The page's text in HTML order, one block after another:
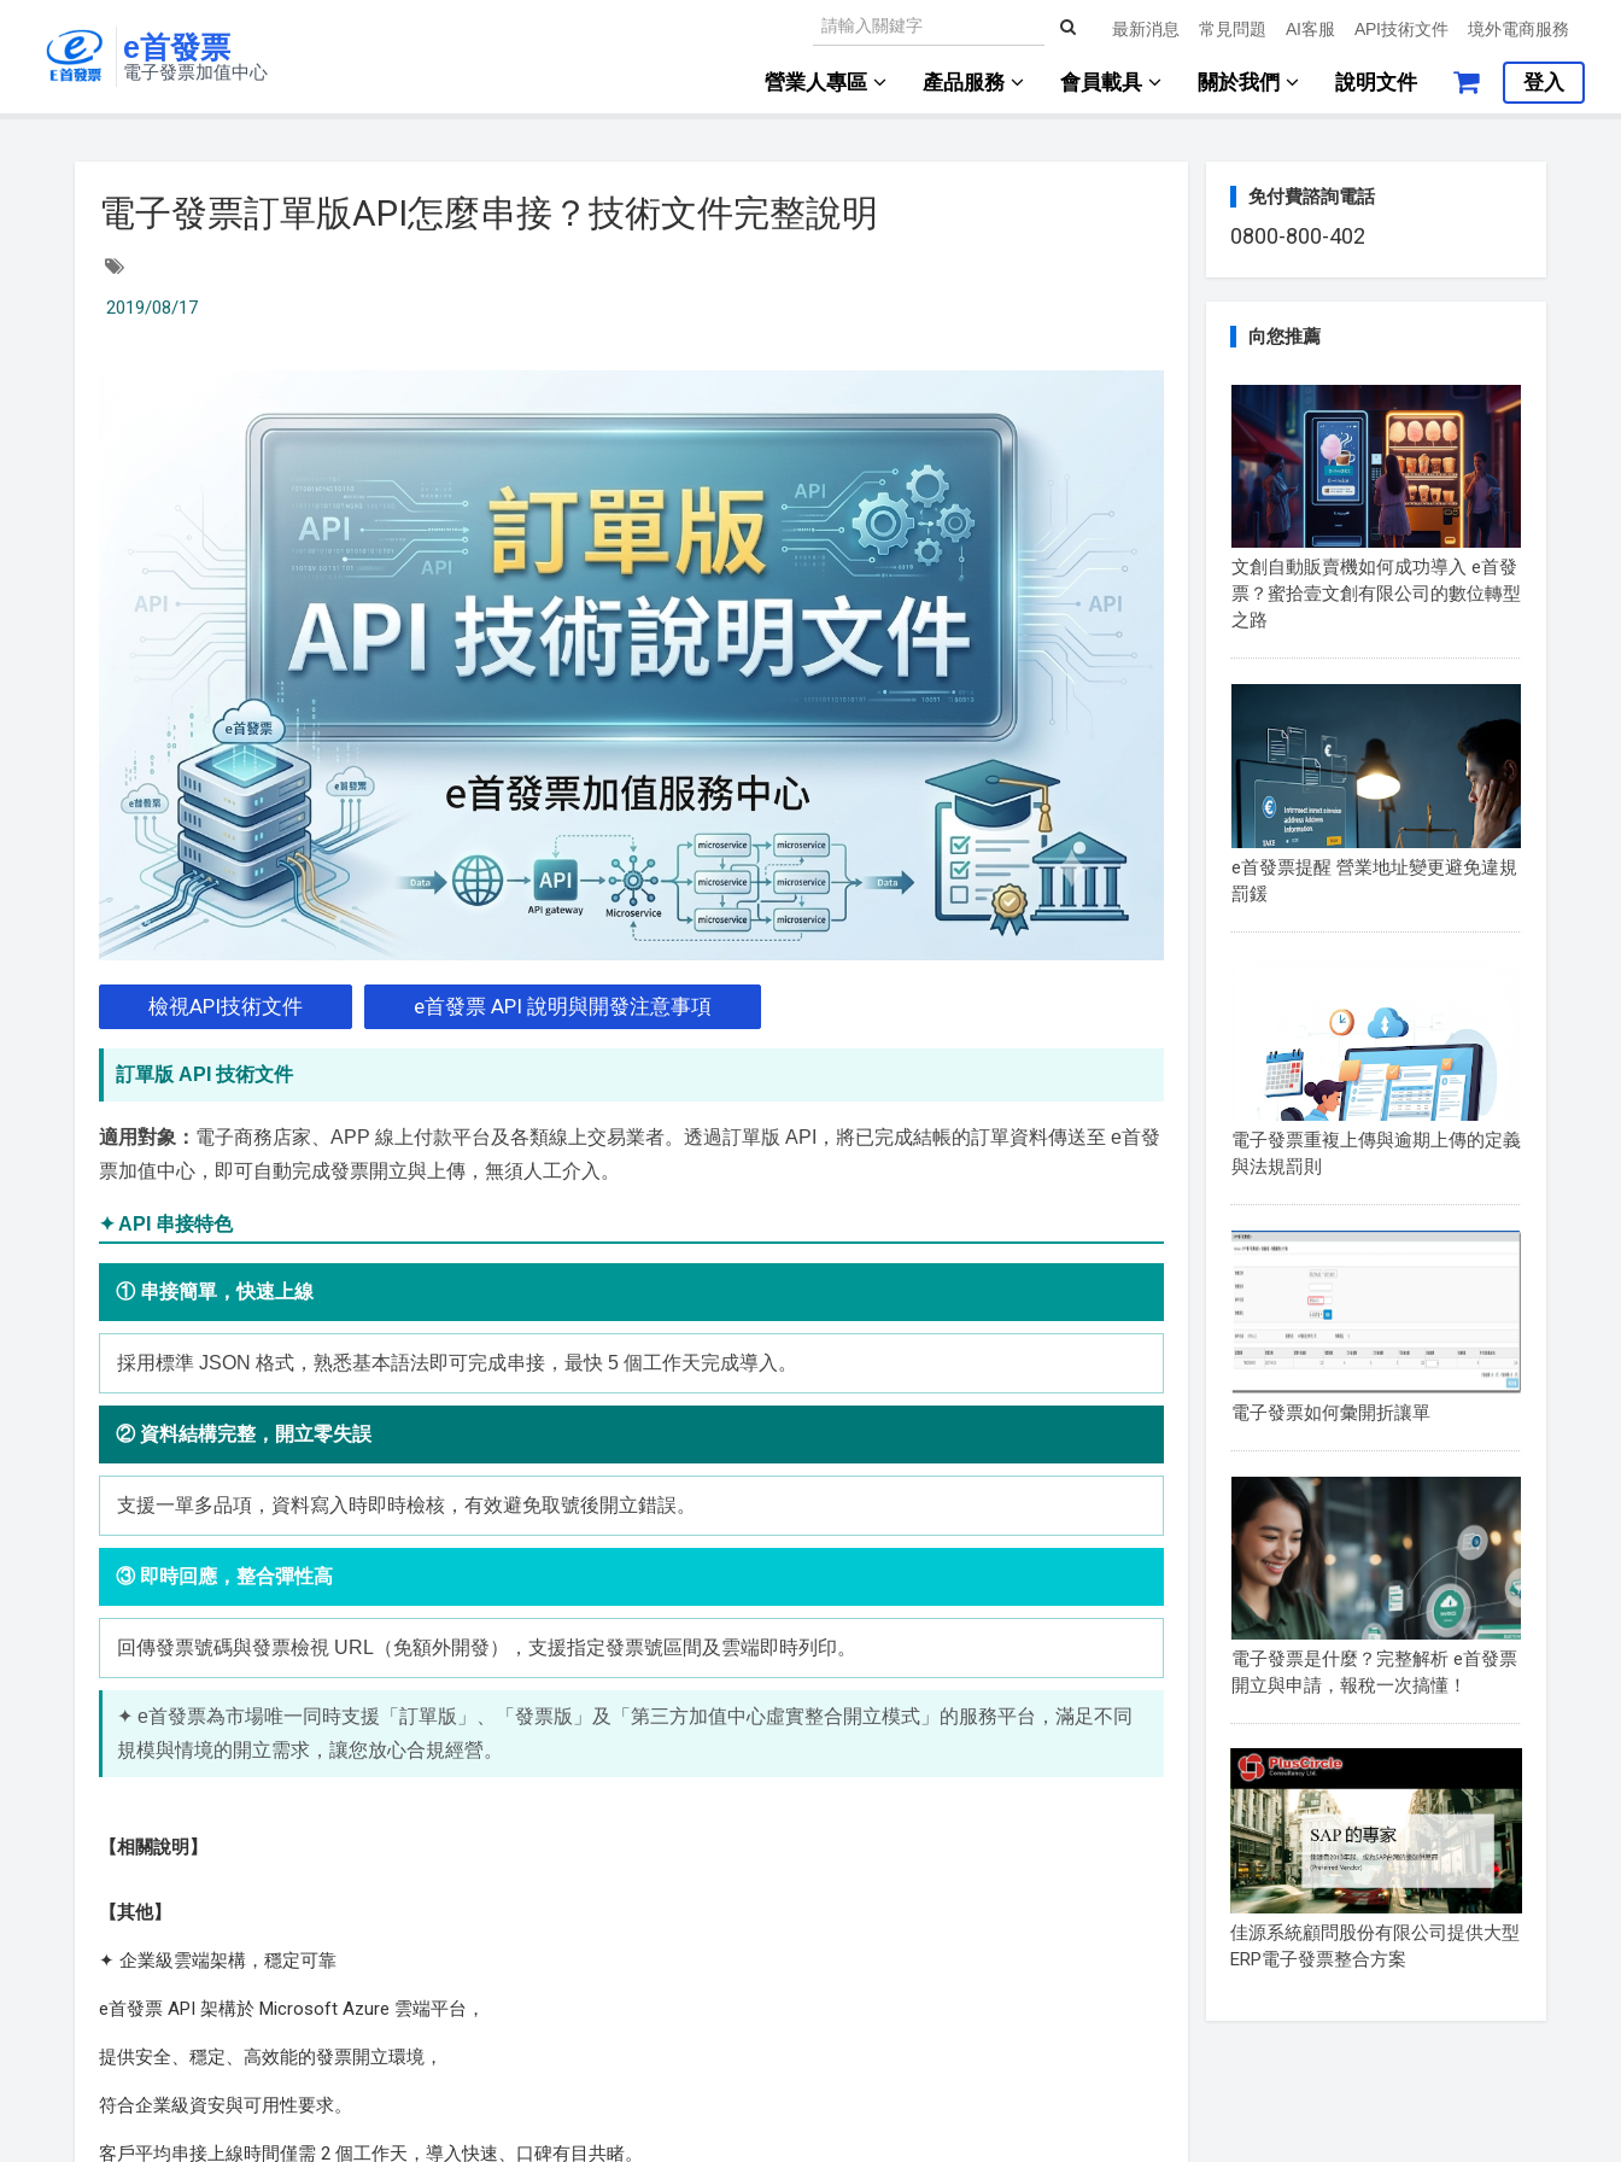
e首發票
電子發票加值中心
最新消息 常見問題 AI客服 API技術文件 境外電商服務
營業人專區 產品服務 會員載具 關於我們 說明文件 登入
電子發票訂單版API怎麼串接？技術文件完整說明
2019/08/17
檢視API技術文件 e首發票 API 說明與開發注意事項
訂單版 API 技術文件
適用對象： 電子商務店家、APP 線上付款平台及各類線上交易業者。透過訂單版 API，將已完成結帳的訂單資料傳送至 e首發
票加值中心，即可自動完成發票開立與上傳，無須人工介入。
✦ API 串接特色
① 串接簡單，快速上線
採用標準 JSON 格式，熟悉基本語法即可完成串接，最快 5 個工作天完成導入。
② 資料結構完整，開立零失誤
支援一單多品項，資料寫入時即時檢核，有效避免取號後開立錯誤。
③ 即時回應，整合彈性高
回傳發票號碼與發票檢視 URL（免額外開發），支援指定發票號區間及雲端即時列印。
✦ e首發票為市場唯一同時支援「訂單版」、「發票版」及「第三方加值中心虛實整合開立模式」的服務平台，滿足不同
規模與情境的開立需求，讓您放心合規經營。
【相關說明】
【其他】
✦ 企業級雲端架構，穩定可靠
e首發票 API 架構於 Microsoft Azure 雲端平台，
提供安全、穩定、高效能的發票開立環境，
符合企業級資安與可用性要求。
客戶平均串接上線時間僅需 2 個工作天，導入快速、口碑有目共睹。
免付費諮詢電話
0800-800-402
向您推薦
文創自動販賣機如何成功導入 e首發
票？蜜拾壹文創有限公司的數位轉型
之路
e首發票提醒 營業地址變更避免違規
罰鍰
電子發票重複上傳與逾期上傳的定義
與法規罰則
電子發票如何彙開折讓單
電子發票是什麼？完整解析 e首發票
開立與申請，報稅一次搞懂！
佳源系統顧問股份有限公司提供大型
ERP電子發票整合方案